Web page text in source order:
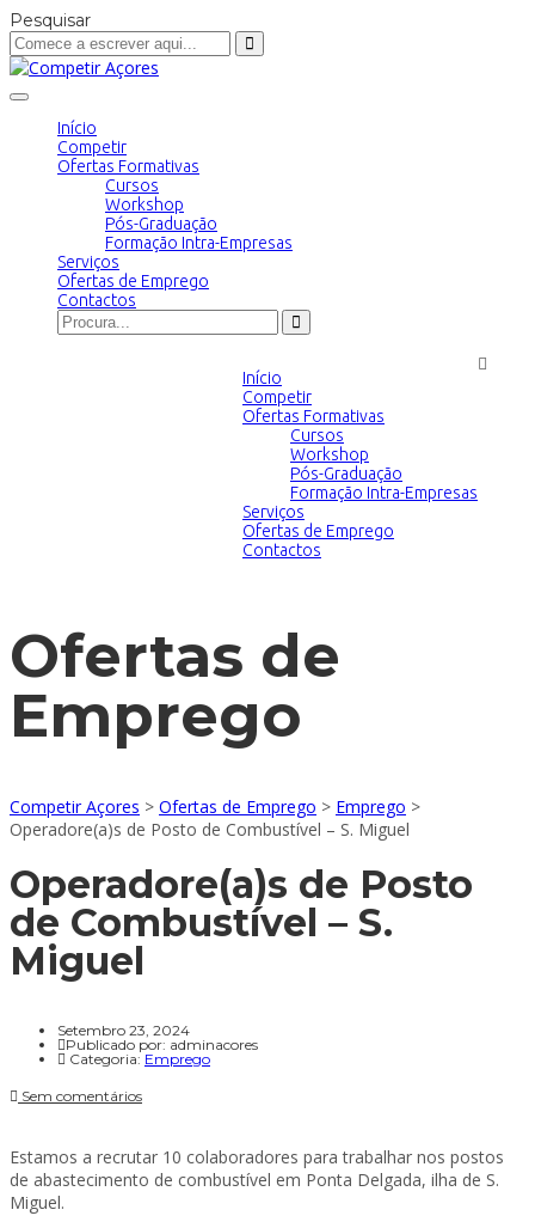
Pesquisar
Toggle
navigation
Início
Competir
Ofertas Formativas
Cursos
Workshop
Pós-Graduação
Formação Intra-Empresas
Serviços
Ofertas de Emprego
Contactos
Início
Competir
Ofertas Formativas
Cursos
Workshop
Pós-Graduação
Formação Intra-Empresas
Serviços
Ofertas de Emprego
Contactos
Ofertas de
Emprego
Competir Açores > Ofertas de Emprego > Emprego >
Operadore(a)s de Posto de Combustível – S. Miguel
Operadore(a)s de Posto
de Combustível – S.
Miguel
Setembro 23, 2024
Publicado por: adminacores
Categoria: Emprego
Sem comentários
Estamos a recrutar 10 colaboradores para trabalhar nos postos
de abastecimento de combustível em Ponta Delgada, ilha de S.
Miguel.